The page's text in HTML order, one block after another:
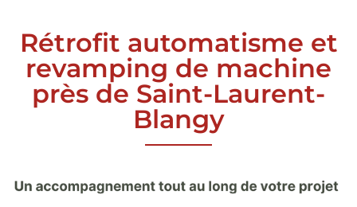
Rétrofit automatisme et
revamping de machine
près de Saint-Laurent-
Blangy